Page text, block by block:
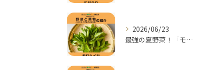
2026/06/23
最強の夏野菜！「モロヘイヤ」の季節がやってきた